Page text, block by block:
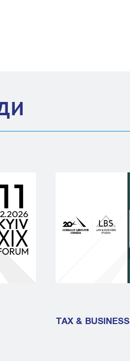
TAX &